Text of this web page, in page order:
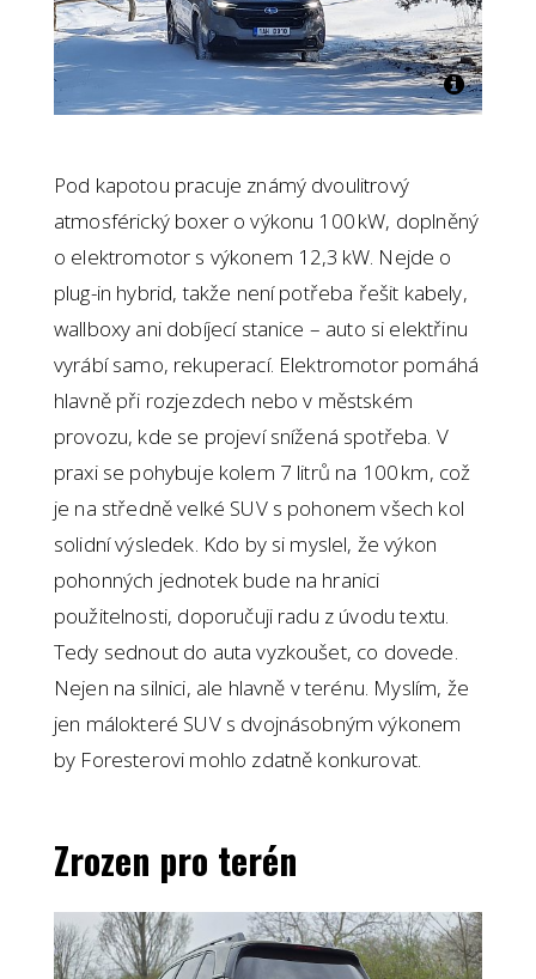
Pod kapotou pracuje známý dvoulitrový
atmosférický boxer o výkonu 100 kW, doplněný
o elektromotor s výkonem 12,3 kW. Nejde o
plug-in hybrid, takže není potřeba řešit kabely,
wallboxy ani dobíjecí stanice – auto si elektřinu
vyrábí samo, rekuperací. Elektromotor pomáhá
hlavně při rozjezdech nebo v městském
provozu, kde se projeví snížená spotřeba. V
praxi se pohybuje kolem 7 litrů na 100 km, což
je na středně velké SUV s pohonem všech kol
solidní výsledek. Kdo by si myslel, že výkon
pohonných jednotek bude na hranici
použitelnosti, doporučuji radu z úvodu textu.
Tedy sednout do auta vyzkoušet, co dovede.
Nejen na silnici, ale hlavně v terénu. Myslím, že
jen málokteré SUV s dvojnásobným výkonem
by Foresterovi mohlo zdatně konkurovat.
Zrozen pro terén